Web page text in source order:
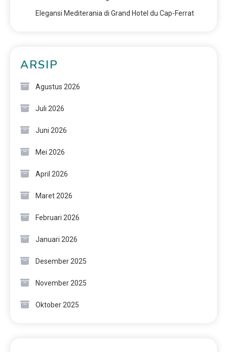
Elegansi Mediterania di Grand Hotel du Cap-Ferrat
ARSIP
Agustus 2026
Juli 2026
Juni 2026
Mei 2026
April 2026
Maret 2026
Februari 2026
Januari 2026
Desember 2025
November 2025
Oktober 2025